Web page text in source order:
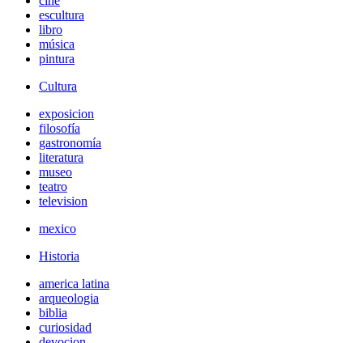
escultura
libro
música
pintura
Cultura
exposicion
filosofía
gastronomía
literatura
museo
teatro
television
mexico
Historia
america latina
arqueologia
biblia
curiosidad